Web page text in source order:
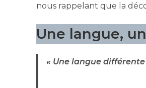
nous rappelant que la
Une langue,
« Une langue